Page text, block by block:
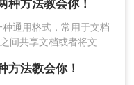
转PDF
师pdf转换器的软件来帮
方法，阅读起来也很快
紧来一起学习吧!快快收
种方法教会你！
通用格式，常用于文档
间共享文档或者将文档
方法教会你！